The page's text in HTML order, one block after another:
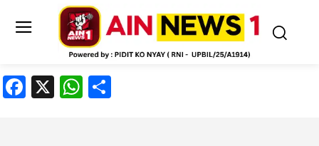
Facebook
X WhatsApp